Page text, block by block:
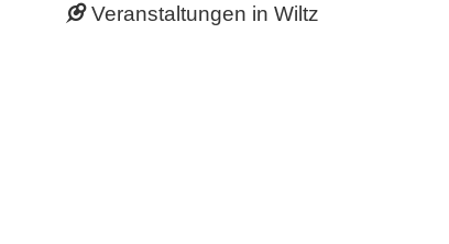
Veranstaltungen in Wiltz